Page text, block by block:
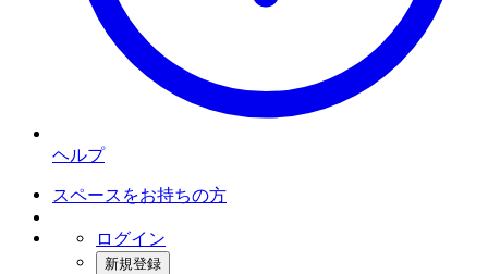
ヘルプ
スペースをお持ちの方
ログイン
新規登録